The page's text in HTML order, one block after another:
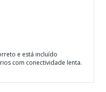
e está incluído
com conectividade lenta.